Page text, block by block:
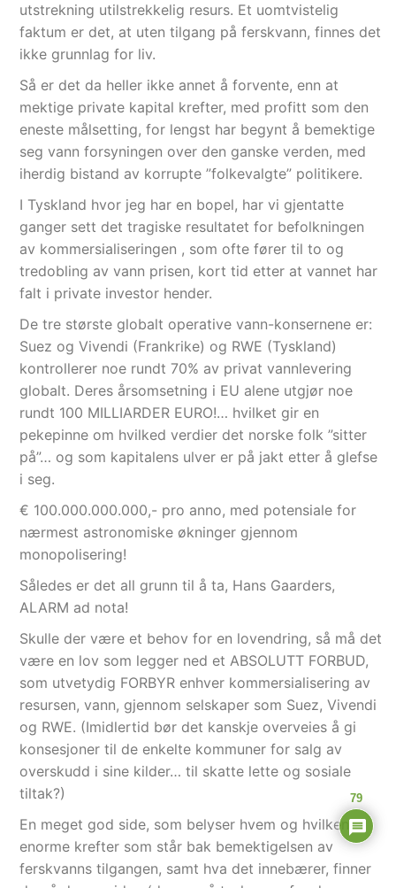
utstrekning utilstrekkelig resurs. Et uomtvistelig
faktum er det, at uten tilgang på ferskvann, finnes det
ikke grunnlag for liv.
Så er det da heller ikke annet å forvente, enn at
mektige private kapital krefter, med profitt som den
eneste målsetting, for lengst har begynt å bemektige
seg vann forsyningen over den ganske verden, med
iherdig bistand av korrupte ”folkevalgte” politikere.
I Tyskland hvor jeg har en bopel, har vi gjentatte
ganger sett det tragiske resultatet for befolkningen
av kommersialiseringen , som ofte fører til to og
tredobling av vann prisen, kort tid etter at vannet har
falt i private investor hender.
De tre største globalt operative vann-konsernene er:
Suez og Vivendi (Frankrike) og RWE (Tyskland)
kontrollerer noe rundt 70% av privat vannlevering
globalt. Deres årsomsetning i EU alene utgjør noe
rundt 100 MILLIARDER EURO!… hvilket gir en
pekepinne om hvilked verdier det norske folk ”sitter
på”… og som kapitalens ulver er på jakt etter å glefse
i seg.
€ 100.000.000.000,- pro anno, med potensiale for
nærmest astronomiske økninger gjennom
monopolisering!
Således er det all grunn til å ta, Hans Gaarders,
ALARM ad nota!
Skulle der være et behov for en lovendring, så må det
være en lov som legger ned et ABSOLUTT FORBUD,
som utvetydig FORBYR enhver kommersialisering av
resursen, vann, gjennom selskaper som Suez, Vivendi
og RWE. (Imidlertid bør det kanskje overveies å gi
konsesjoner til de enkelte kommuner for salg av
overskudd i sine kilder… til skatte lette og sosiale
tiltak?)
En meget god side, som belyser hvem og hvilken
enorme krefter som står bak bemektigelsen av
ferskvanns tilgangen, samt hva det innebærer, finner
79